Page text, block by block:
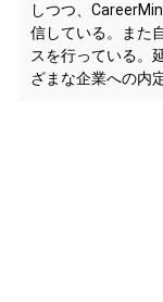
しつつ、
信している。また
スを行っている。
ざまな企業への内